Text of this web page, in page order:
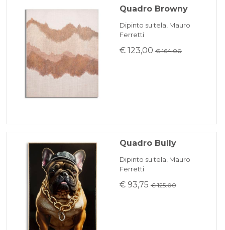
Quadro Browny
Dipinto su tela, Mauro
Ferretti
€ 123,00 € 164.00
Quadro Bully
Dipinto su tela, Mauro
Ferretti
€ 93,75 € 125.00